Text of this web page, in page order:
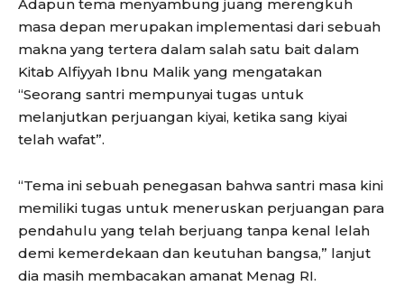
Adapun tema menyambung juang merengkuh
masa depan merupakan implementasi dari sebuah
makna yang tertera dalam salah satu bait dalam
Kitab Alfiyyah Ibnu Malik yang mengatakan
“Seorang santri mempunyai tugas untuk
melanjutkan perjuangan kiyai, ketika sang kiyai
telah wafat”.
“Tema ini sebuah penegasan bahwa santri masa kini
memiliki tugas untuk meneruskan perjuangan para
pendahulu yang telah berjuang tanpa kenal lelah
demi kemerdekaan dan keutuhan bangsa,” lanjut
dia masih membacakan amanat Menag RI.